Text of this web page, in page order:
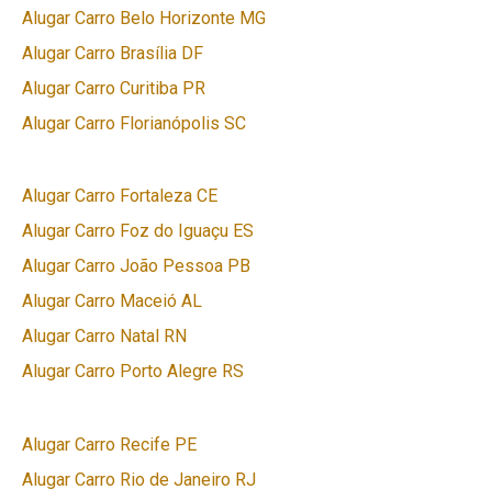
Alugar Carro Belo Horizonte MG
Alugar Carro Brasília DF
Alugar Carro Curitiba PR
Alugar Carro Florianópolis SC
Alugar Carro Fortaleza CE
Alugar Carro Foz do Iguaçu ES
Alugar Carro João Pessoa PB
Alugar Carro Maceió AL
Alugar Carro Natal RN
Alugar Carro Porto Alegre RS
Alugar Carro Recife PE
Alugar Carro Rio de Janeiro RJ